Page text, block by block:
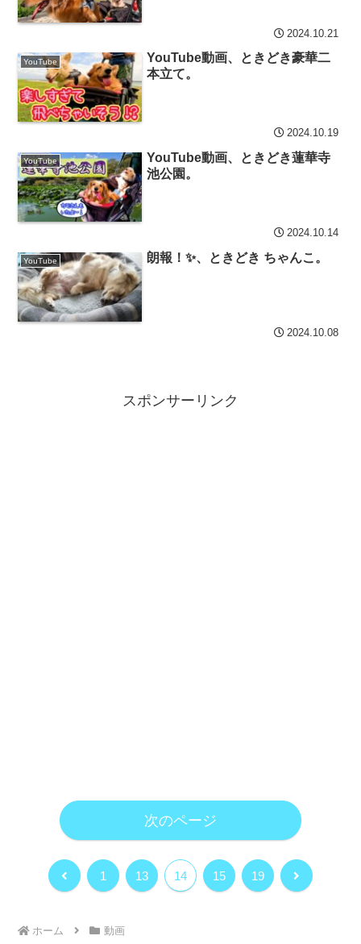
2024.10.21
YouTube
YouTube動画、ときどき豪華二
本立て。
2024.10.19
YouTube
YouTube動画、ときどき蓮華寺
池公園。
2024.10.14
YouTube 朗報！✨、ときどき ちゃんこ。
2024.10.08
スポンサーリンク
次のページ
前 1 13 14 15 19 次
ホーム 動画